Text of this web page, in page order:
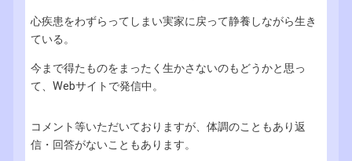
心疾患をわずらってしまい実家に戻って静養しながら生き
ている。
今まで得たものをまったく生かさないのもどうかと思っ
て、Webサイトで発信中。
コメント等いただいておりますが、体調のこともあり返
信・回答がないこともあります。